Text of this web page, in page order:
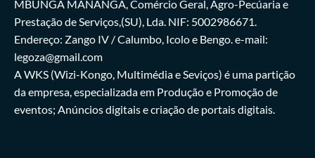
MBUNGA MANANGA, Comércio Geral, Agro-Pecúaria e
Prestação de Serviços,(SU), Lda. NIF: 5002986671.
Endereço: Zango IV / Calumbo, Icolo e Bengo. e-mail:
legoza@gmail.com
A WKS (Wizi-Kongo, Multimédia e Seviços) é uma partição
da empresa, especializada em Produção e Promoção de
eventos; Anúncios digitais e criação de portais digitais.